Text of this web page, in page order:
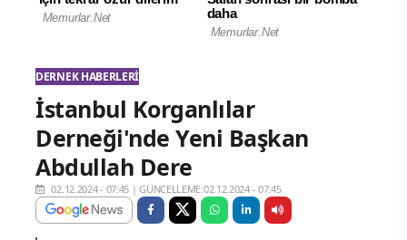
DERNEK HABERLERI
İstanbul Korganlılar
Derneği'nde Yeni Başkan
Abdullah Dere
02.12.2024 - 07:45 |GÜNCELLEME:02.12.2024 - 07:45